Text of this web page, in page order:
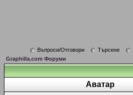
Въпроси/Отговори Търсене
Graphilla.com Форуми
Аватар